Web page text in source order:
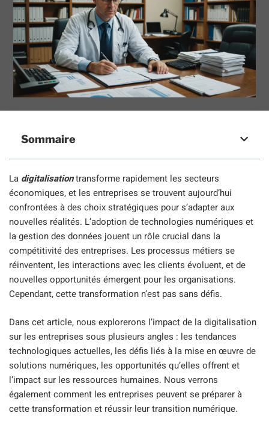
Sommaire
La digitalisationtransforme rapidement les secteurs
économiques, et les entreprises se trouvent aujourd’hui
confrontées à des choix stratégiques pour s’adapter aux
nouvelles réalités. L’adoption de technologies numériques et
la gestion des données jouent un rôle crucial dans la
compétitivité des entreprises. Les processus métiers se
réinventent, les interactions avec les clients évoluent, et de
nouvelles opportunités émergent pour les organisations.
Cependant, cette transformation n’est pas sans défis.
Dans cet article, nous explorerons l’impact de la digitalisation
sur les entreprises sous plusieurs angles : les tendances
technologiques actuelles, les défis liés à la mise en œuvre de
solutions numériques, les opportunités qu’elles offrent et
l’impact sur les ressources humaines. Nous verrons
également comment les entreprises peuvent se préparer à
cette transformation et réussir leur transition numérique.